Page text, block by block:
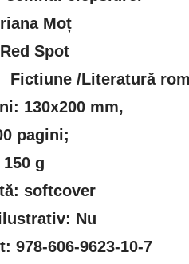
Moț
Spot
Fictiune /Literatură
130x200 mm,
pagini;
g
softcover
Nu
978-606-9623-10-7